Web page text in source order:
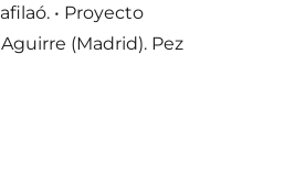
• Proyecto
(Madrid). Pez